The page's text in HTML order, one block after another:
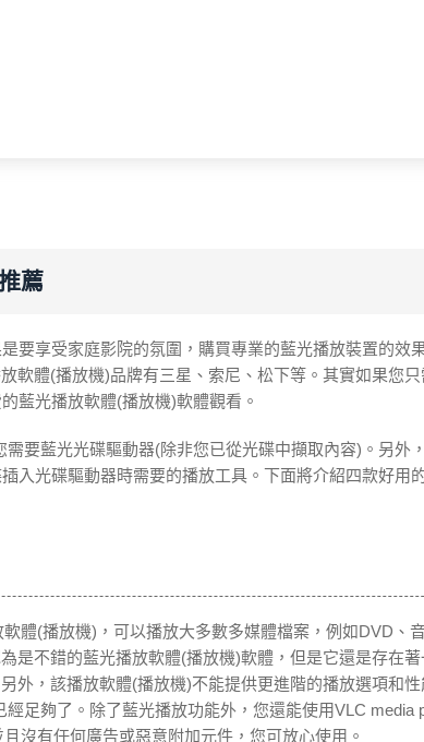
薦
要享受家庭影院的氛圍，購買專業的藍光播放裝置的效
軟體(播放機)品牌有三星、索尼、松下等。其實如果您
藍光播放軟體(播放機)軟體觀看。
要藍光光碟驅動器(除非您已從光碟中擷取內容)。另外
入光碟驅動器時需要的播放工具。下面將介紹四款好用
體(播放機)，可以播放大多數多媒體檔案，例如DVD、
是不錯的藍光播放軟體(播放機)軟體，但是它還是存在
外，該播放軟體(播放機)不能提供更進階的播放選項和
足夠了。除了藍光播放功能外，您還能使用VLC media
沒有任何廣告或惡意附加元件，您可放心使用。